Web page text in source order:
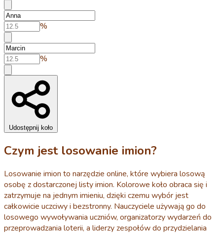
%
%
Udostępnij koło
Czym jest losowanie imion?
Losowanie imion to narzędzie online, które wybiera losową
osobę z dostarczonej listy imion. Kolorowe koło obraca się i
zatrzymuje na jednym imieniu, dzięki czemu wybór jest
całkowicie uczciwy i bezstronny. Nauczyciele używają go do
losowego wywoływania uczniów, organizatorzy wydarzeń do
przeprowadzania loterii, a liderzy zespołów do przydzielania